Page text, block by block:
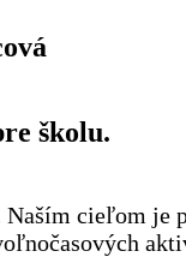
školu.
Naším cieľom je